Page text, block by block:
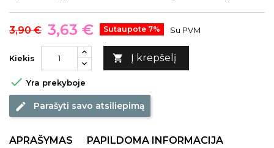
3,90 € 3,63 € Sutaupote 7% Su PVM
Kiekis  Į krepšelį
 Yra prekyboje
edit Parašyti savo atsiliepimą
APRAŠYMAS PAPILDOMA INFORMACIJA